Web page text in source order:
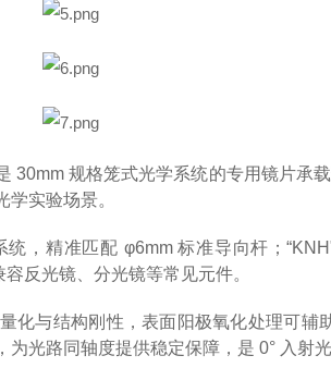
30mm 规格笼式光学系统的专用镜片承
实验场景。
，精准匹配 φ6mm 标准导向杆；
反光镜、分光镜等常见元件。
化与结构刚性，表面阳极氧化处理可辅
光路同轴度提供稳定保障，是 0° 入射